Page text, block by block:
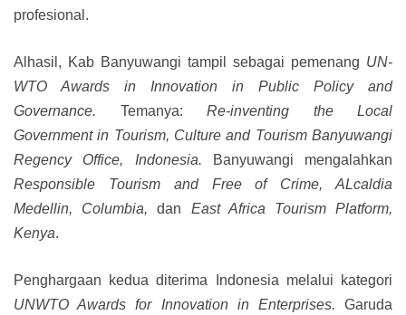
profesional.
Alhasil, Kab Banyuwangi tampil sebagai pemenang UN-
WTO Awards in Innovation in Public Policy and
Governance. Temanya: Re-inventing the Local
Government in Tourism, Culture and Tourism Banyuwangi
Regency Office, Indonesia.
Banyuwangi mengalahkan
Responsible Tourism and Free of Crime, ALcaldia
Medellin, Columbia,dan East Africa Tourism Platform,
Kenya.
Penghargaan kedua diterima Indonesia melalui kategori
UNWTO Awards for Innovation in Enterprises. Garuda